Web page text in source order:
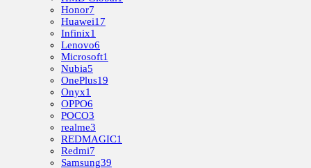
Honor7
Huawei17
Infinix1
Lenovo6
Microsoft1
Nubia5
OnePlus19
Onyx1
OPPO6
POCO3
realme3
REDMAGIC1
Redmi7
Samsung39